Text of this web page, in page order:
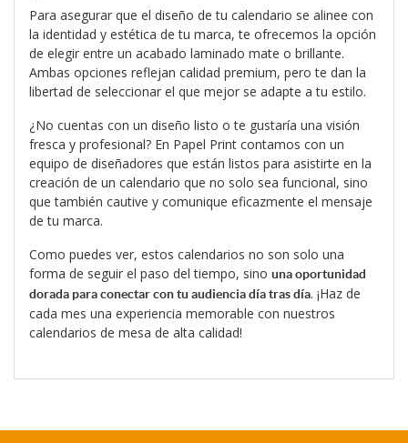
Para asegurar que el diseño de tu calendario se alinee con
la identidad y estética de tu marca, te ofrecemos la opción
de elegir entre un acabado laminado mate o brillante.
Ambas opciones reflejan calidad premium, pero te dan la
libertad de seleccionar el que mejor se adapte a tu estilo.
¿No cuentas con un diseño listo o te gustaría una visión
fresca y profesional? En Papel Print contamos con un
equipo de diseñadores que están listos para asistirte en la
creación de un calendario que no solo sea funcional, sino
que también cautive y comunique eficazmente el mensaje
de tu marca.
Como puedes ver, estos calendarios no son solo una
forma de seguir el paso del tiempo, sino una oportunidad
dorada para conectar con tu audiencia día tras día. ¡Haz de
cada mes una experiencia memorable con nuestros
calendarios de mesa de alta calidad!